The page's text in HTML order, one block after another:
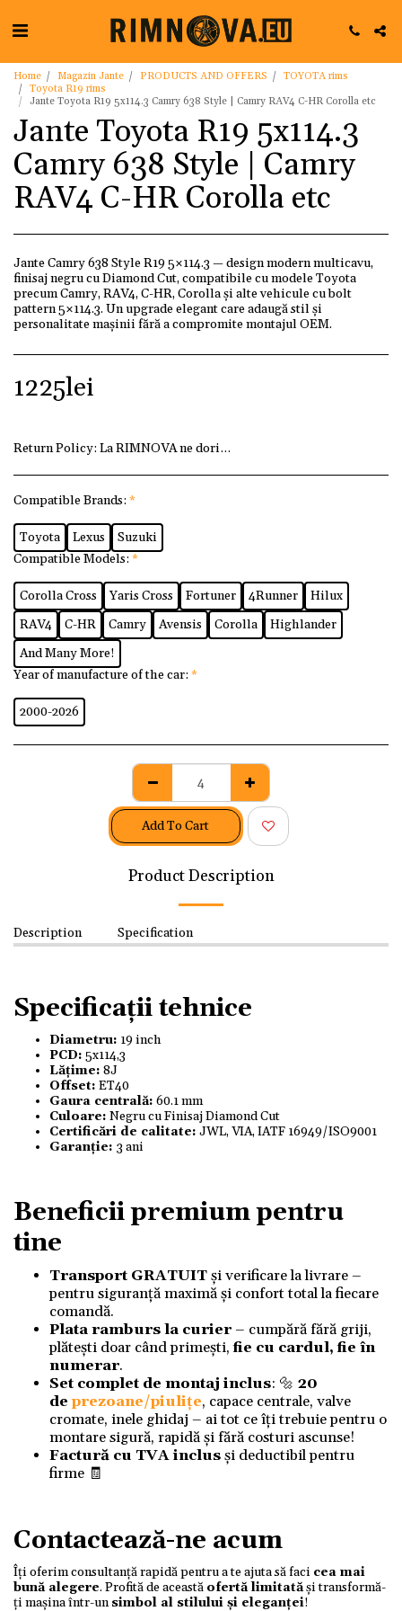
Home Magazin Jante PRODUCTS AND OFFERS
TOYOTA rims
Toyota R19 rims
Jante Toyota R19 5x114.3 Camry 638 Style | Camry RAV4 C-HR Corolla etc
Jante Toyota R19 5x114.3
Camry 638 Style | Camry
RAV4 C-HR Corolla etc
Jante Camry 638 Style R19 5×114.3 — design modern multicavu,
finisaj negru cu Diamond Cut, compatibile cu modele Toyota
precum Camry, RAV4, C-HR, Corolla și alte vehicule cu bolt
pattern 5×114.3. Un upgrade elegant care adaugă stil și
personalitate mașinii fără a compromite montajul OEM.
1225lei
Return Policy: La RIMNOVA ne dorim ca fiecare client
Compatible Brands: *
Toyota Lexus
Suzuki
Compatible Models: *
Corolla Cross Yaris Cross Fortuner 4Runner
Hilux
RAV4
C-HR Camry Avensis Corolla
Highlander
And Many More!
Year of manufacture of the car: *
2000-2026
Add To Cart
Product Description
Description Specification
Specificații tehnice
Diametru: 19 inch
PCD: 5x114,3
Lățime: 8J
Offset: ET40
Gaura centrală: 60.1 mm
Culoare: Negru cu Finisaj Diamond Cut
Certificări de calitate: JWL, VIA, IATF 16949/ISO9001
Garanție: 3 ani
Beneficii premium pentru
tine
Transport GRATUITși verificare la livrare –
pentru siguranță maximă și confort total la fiecare
comandă.
Plata ramburs la curier– cumpără fără griji,
plătești doar când primești,fie cu cardul, fie în
numerar.
Set complet de montaj inclus: 🔩 20
deprezoane/piulițe, capace centrale, valve
cromate, inele ghidaj – ai tot ce îți trebuie pentru o
montare sigură, rapidă și fără costuri ascunse!
Factură cu TVA inclusși deductibil pentru
firme 🧾
Contactează-ne acum
Îți oferim consultanță rapidă pentru a te ajuta să faci cea mai
bună alegere. Profită de această ofertă limitatăși transformă-
ți mașina într-unsimbol al stilului și eleganței!